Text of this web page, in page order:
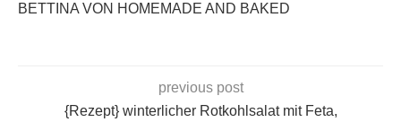
BETTINA VON HOMEMADE AND BAKED
previous post
{Rezept} winterlicher Rotkohlsalat mit Feta,